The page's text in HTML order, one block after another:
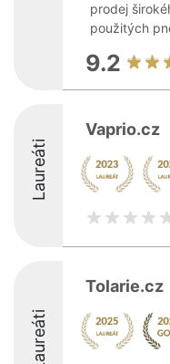
prodej
použitých
9.2
Laureáti
Vaprio.cz
Laureáti
Tolarie.cz